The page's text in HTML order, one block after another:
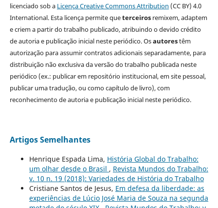
licenciado sob a Licença Creative Commons Attribution (CC BY) 4.0
International. Esta licença permite queterceirosremixem, adaptem
e criem a partir do trabalho publicado, atribuindo o devido crédito
de autoria e publicação inicial neste periódico. Osautorestêm
autorização para assumir contratos adicionais separadamente, para
distribuição não exclusiva da versão do trabalho publicada neste
periódico (ex.: publicar em repositório institucional, em site pessoal,
publicar uma tradução, ou como capítulo de livro), com
reconhecimento de autoria e publicação inicial neste periódico.
Artigos Semelhantes
Henrique Espada Lima, História Global do Trabalho:
um olhar desde o Brasil , Revista Mundos do Trabalho:
v. 10 n. 19 (2018): Variedades de História do Trabalho
Cristiane Santos de Jesus, Em defesa da liberdade: as
experiências de Lúcio José Maria de Souza na segunda